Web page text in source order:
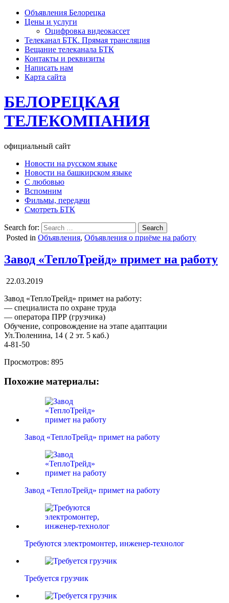
Объявления Белорецка
Цены и услуги
Оцифровка видеокассет
Телеканал БТК. Прямая трансляция
Вещание телеканала БТК
Контакты и реквизиты
Написать нам
Карта сайта
БЕЛОРЕЦКАЯ
ТЕЛЕКОМПАНИЯ
официальный сайт
Новости на русском языке
Новости на башкирском языке
С любовью
Вспомним
Фильмы, передачи
Смотреть БТК
Search for:
Posted in Объявления, Объявления о приёме на работу
Завод «ТеплоТрейд» примет на работу
22.03.2019
Завод «ТеплоТрейд» примет на работу:
— специалиста по охране труда
— оператора ПРР (грузчика)
Обучение, сопровождение на этапе адаптации
Ул.Тюленина, 14 ( 2 эт. 5 каб.)
4-81-50
Просмотров: 895
Похожие материалы:
Завод «ТеплоТрейд» примет на работу
Завод «ТеплоТрейд» примет на работу
Требуются электромонтер, инженер-технолог
Требуется грузчик